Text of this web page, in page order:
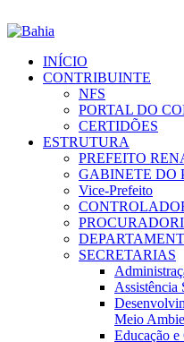
INÍCIO
CONTRIBUINTE
NFS
PORTAL DO
CERTIDÕES
ESTRUTURA
PREFEITO
GABINETE DO
Vice-Prefeito
SECRETARIAS
Assistência
Meio
Educação e